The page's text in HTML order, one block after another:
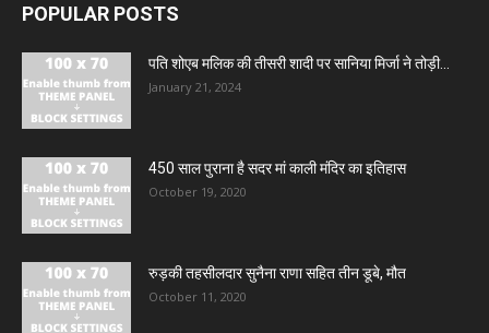
POPULAR POSTS
पति शोएब मलिक की तीसरी शादी पर सानिया मिर्जा ने तोड़ी...
January 21, 2024
450 साल पुराना है सदर मां काली मंदिर का इतिहास
October 19, 2020
रुड़की तहसीलदार सुनैना राणा सहित तीन डूबे, मौत
October 11, 2020